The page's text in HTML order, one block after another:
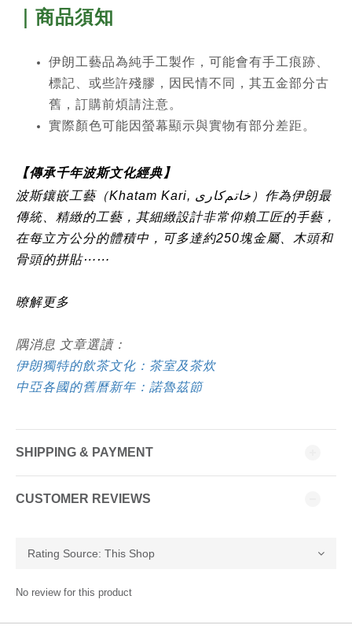
｜商品須知
伊朗工藝品為純手工製作，可能會有手工痕跡、
標記、或些許殘膠，因民情不同，其五金部分古
舊，訂購前煩請注意。
實際顏色可能因螢幕顯示與實物有部分差距。
【傳承千年波斯文化經典】
波斯鑲嵌工藝（Khatam Kari, خاتم‌کاری）作為伊朗最
傳統、精緻的工藝，其細緻設計非常仰賴工匠的手藝，
在每立方公分的體積中，可多達約250塊金屬、木頭和
骨頭的拼貼⋯⋯
暸解更多
隅消息 文章選讀：
伊朗獨特的飲茶文化：茶室及茶炊
中亞各國的舊曆新年：諾魯茲節
SHIPPING & PAYMENT
CUSTOMER REVIEWS
No review for this product